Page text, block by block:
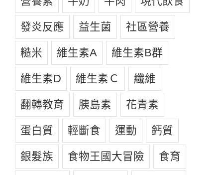
發炎反應 益生菌 社區營養
糙米 維生素A 維生素B群
維生素D 維生素Ｃ 纖維
翻轉教育 胰島素 花青素
蛋白質 輕斷食 運動 鈣質
銀髮族 食物王國大冒險 食育